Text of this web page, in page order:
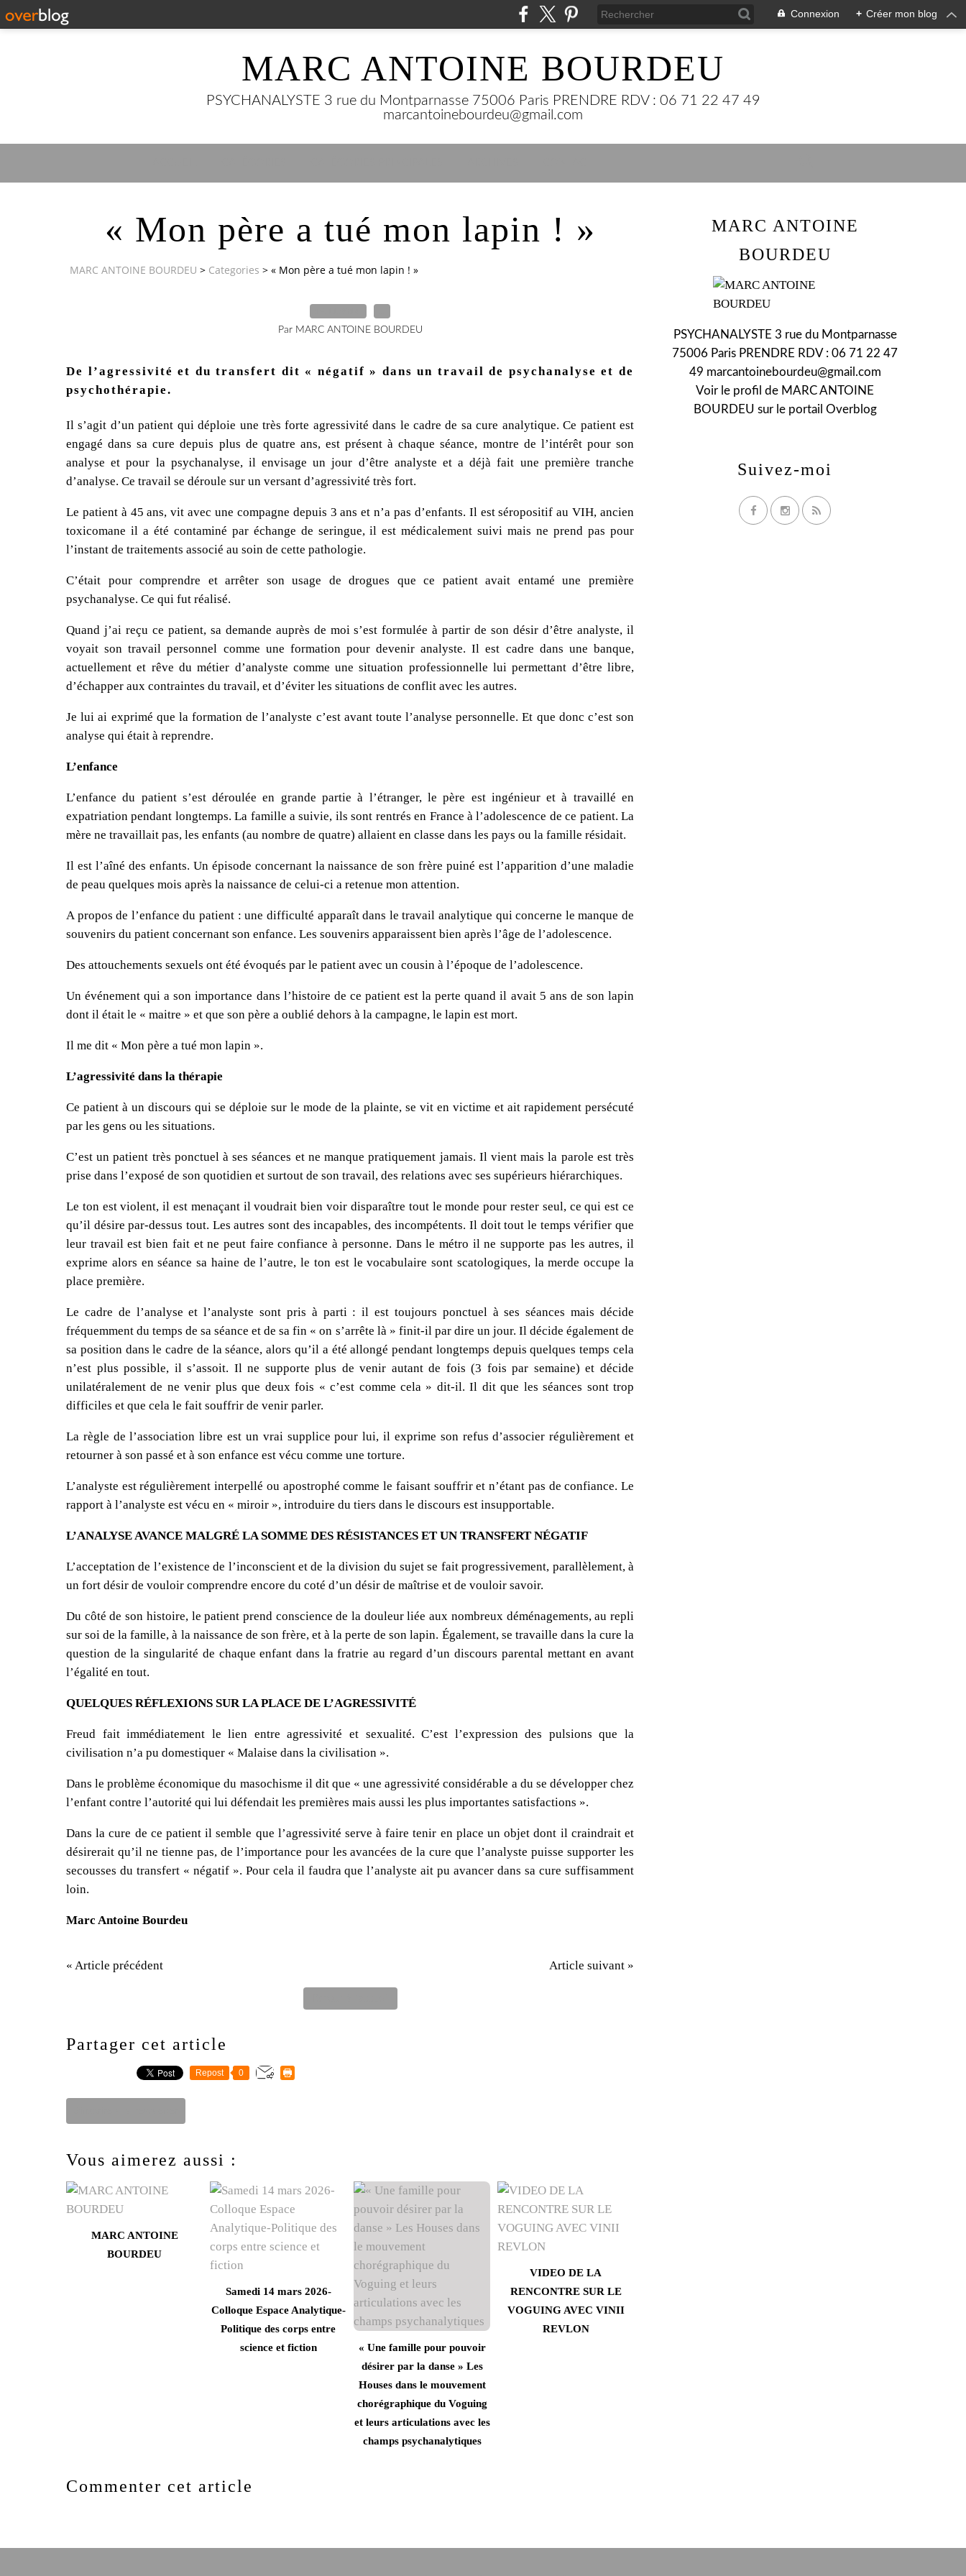
Connexion + Créer mon blog
MARC ANTOINE BOURDEU
PSYCHANALYSTE 3 rue du Montparnasse 75006 Paris PRENDRE RDV : 06 71 22 47 49
marcantoinebourdeu@gmail.com
« Mon père a tué mon lapin ! »
MARC ANTOINE BOURDEU > Categories > « Mon père a tué mon lapin ! »
Par MARC ANTOINE BOURDEU
De l’agressivité et du transfert dit « négatif » dans un travail de psychanalyse et de
psychothérapie.
Il s’agit d’un patient qui déploie une très forte agressivité dans le cadre de sa cure analytique. Ce patient est
engagé dans sa cure depuis plus de quatre ans, est présent à chaque séance, montre de l’intérêt pour son
analyse et pour la psychanalyse, il envisage un jour d’être analyste et a déjà fait une première tranche
d’analyse. Ce travail se déroule sur un versant d’agressivité très fort.
Le patient à 45 ans, vit avec une compagne depuis 3 ans et n’a pas d’enfants. Il est séropositif au VIH, ancien
toxicomane il a été contaminé par échange de seringue, il est médicalement suivi mais ne prend pas pour
l’instant de traitements associé au soin de cette pathologie.
C’était pour comprendre et arrêter son usage de drogues que ce patient avait entamé une première
psychanalyse. Ce qui fut réalisé.
Quand j’ai reçu ce patient, sa demande auprès de moi s’est formulée à partir de son désir d’être analyste, il
voyait son travail personnel comme une formation pour devenir analyste. Il est cadre dans une banque,
actuellement et rêve du métier d’analyste comme une situation professionnelle lui permettant d’être libre,
d’échapper aux contraintes du travail, et d’éviter les situations de conflit avec les autres.
Je lui ai exprimé que la formation de l’analyste c’est avant toute l’analyse personnelle. Et que donc c’est son
analyse qui était à reprendre.
L’enfance
L’enfance du patient s’est déroulée en grande partie à l’étranger, le père est ingénieur et à travaillé en
expatriation pendant longtemps. La famille a suivie, ils sont rentrés en France à l’adolescence de ce patient. La
mère ne travaillait pas, les enfants (au nombre de quatre) allaient en classe dans les pays ou la famille résidait.
Il est l’aîné des enfants. Un épisode concernant la naissance de son frère puiné est l’apparition d’une maladie
de peau quelques mois après la naissance de celui-ci a retenue mon attention.
A propos de l’enfance du patient : une difficulté apparaît dans le travail analytique qui concerne le manque de
souvenirs du patient concernant son enfance. Les souvenirs apparaissent bien après l’âge de l’adolescence.
Des attouchements sexuels ont été évoqués par le patient avec un cousin à l’époque de l’adolescence.
Un événement qui a son importance dans l’histoire de ce patient est la perte quand il avait 5 ans de son lapin
dont il était le « maitre » et que son père a oublié dehors à la campagne, le lapin est mort.
Il me dit « Mon père a tué mon lapin ».
L’agressivité dans la thérapie
Ce patient à un discours qui se déploie sur le mode de la plainte, se vit en victime et ait rapidement persécuté
par les gens ou les situations.
C’est un patient très ponctuel à ses séances et ne manque pratiquement jamais. Il vient mais la parole est très
prise dans l’exposé de son quotidien et surtout de son travail, des relations avec ses supérieurs hiérarchiques.
Le ton est violent, il est menaçant il voudrait bien voir disparaître tout le monde pour rester seul, ce qui est ce
qu’il désire par-dessus tout. Les autres sont des incapables, des incompétents. Il doit tout le temps vérifier que
leur travail est bien fait et ne peut faire confiance à personne. Dans le métro il ne supporte pas les autres, il
exprime alors en séance sa haine de l’autre, le ton est le vocabulaire sont scatologiques, la merde occupe la
place première.
Le cadre de l’analyse et l’analyste sont pris à parti : il est toujours ponctuel à ses séances mais décide
fréquemment du temps de sa séance et de sa fin « on s’arrête là » finit-il par dire un jour. Il décide également de
sa position dans le cadre de la séance, alors qu’il a été allongé pendant longtemps depuis quelques temps cela
n’est plus possible, il s’assoit. Il ne supporte plus de venir autant de fois (3 fois par semaine) et décide
unilatéralement de ne venir plus que deux fois « c’est comme cela » dit-il. Il dit que les séances sont trop
difficiles et que cela le fait souffrir de venir parler.
La règle de l’association libre est un vrai supplice pour lui, il exprime son refus d’associer régulièrement et
retourner à son passé et à son enfance est vécu comme une torture.
L’analyste est régulièrement interpellé ou apostrophé comme le faisant souffrir et n’étant pas de confiance. Le
rapport à l’analyste est vécu en « miroir », introduire du tiers dans le discours est insupportable.
L’ANALYSE AVANCE MALGRÉ LA SOMME DES RÉSISTANCES ET UN TRANSFERT NÉGATIF
L’acceptation de l’existence de l’inconscient et de la division du sujet se fait progressivement, parallèlement, à
un fort désir de vouloir comprendre encore du coté d’un désir de maîtrise et de vouloir savoir.
Du côté de son histoire, le patient prend conscience de la douleur liée aux nombreux déménagements, au repli
sur soi de la famille, à la naissance de son frère, et à la perte de son lapin. Également, se travaille dans la cure la
question de la singularité de chaque enfant dans la fratrie au regard d’un discours parental mettant en avant
l’égalité en tout.
QUELQUES RÉFLEXIONS SUR LA PLACE DE L’AGRESSIVITÉ
Freud fait immédiatement le lien entre agressivité et sexualité. C’est l’expression des pulsions que la
civilisation n’a pu domestiquer « Malaise dans la civilisation ».
Dans le problème économique du masochisme il dit que « une agressivité considérable a du se développer chez
l’enfant contre l’autorité qui lui défendait les premières mais aussi les plus importantes satisfactions ».
Dans la cure de ce patient il semble que l’agressivité serve à faire tenir en place un objet dont il craindrait et
désirerait qu’il ne tienne pas, de l’importance pour les avancées de la cure que l’analyste puisse supporter les
secousses du transfert « négatif ». Pour cela il faudra que l’analyste ait pu avancer dans sa cure suffisamment
loin.
Marc Antoine Bourdeu
« Article précédent Article suivant »
Partager cet article
Repost 0
Vous aimerez aussi :
MARC ANTOINE
BOURDEU
Samedi 14 mars 2026-
Colloque Espace Analytique-
Politique des corps entre
science et fiction
« Une famille pour pouvoir
désirer par la danse » Les
Houses dans le mouvement
chorégraphique du Voguing
et leurs articulations avec les
champs psychanalytiques
VIDEO DE LA
RENCONTRE SUR LE
VOGUING AVEC VINII
REVLON
Commenter cet article
MARC ANTOINE
BOURDEU
PSYCHANALYSTE 3 rue du Montparnasse
75006 Paris PRENDRE RDV : 06 71 22 47
49 marcantoinebourdeu@gmail.com
Voir le profil de MARC ANTOINE
BOURDEU sur le portail Overblog
Suivez-moi